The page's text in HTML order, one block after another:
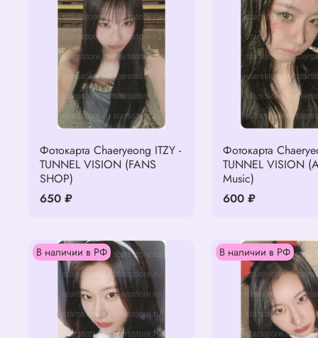
Фотокарта Chaeryeong ITZY -
TUNNEL VISION (FANS
SHOP)
650 ₽
Фотокарта
TUNNEL VISION
Music)
600 ₽
В наличии в РФ В наличии в РФ